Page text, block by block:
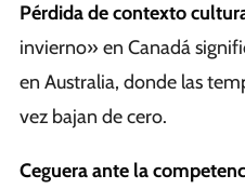
Pérdida de contexto
invierno» en Canadá
en Australia, donde las
vez bajan de cero.
Ceguera ante la